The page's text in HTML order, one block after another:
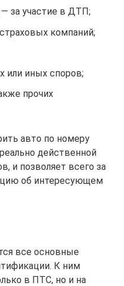
— за участие в ДТП;
компаний;
или иных споров;
прочих
авто по номеру
действенной
и позволяет всего за
об интересующем
все основные
К ним
в ПТС, но и на